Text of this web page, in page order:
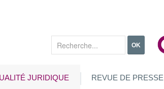
OK
JURIDIQUE REVUE DE PRESSE